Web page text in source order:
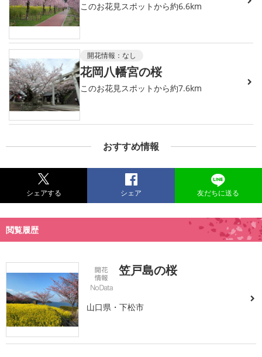
このお花見スポットから約6.6km
開花情報： なし
花岡八幡宮の桜
このお花見スポットから約7.6km
おすすめ情報
シェアする シェア 友だちに送る
閲覧履歴
笠戸島の桜
山口県・下松市